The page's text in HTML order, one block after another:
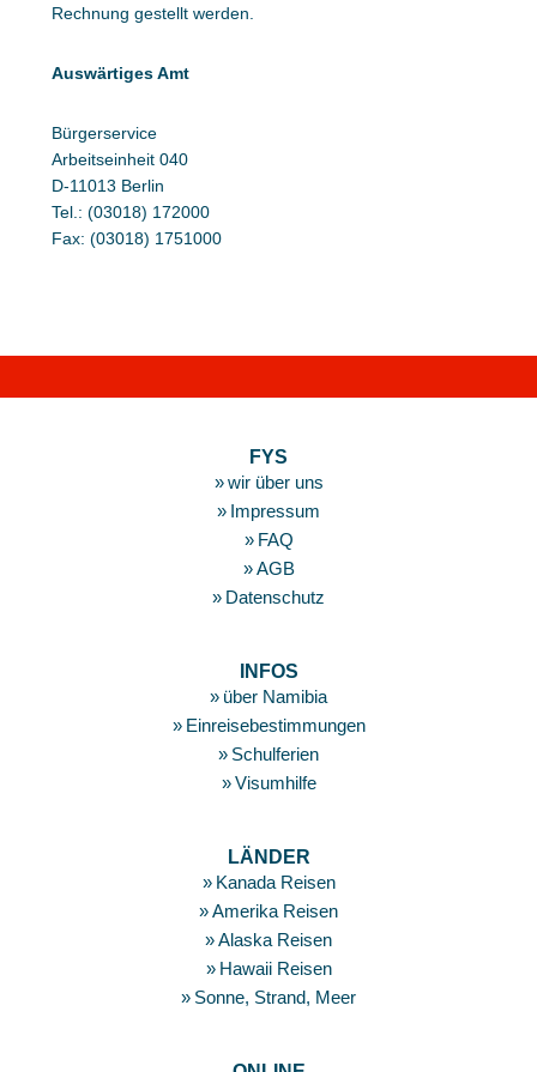
Rechnung gestellt werden.
Auswärtiges Amt
Bürgerservice
Arbeitseinheit 040
D-11013 Berlin
Tel.: (03018) 172000
Fax: (03018) 1751000
FYS
wir über uns
Impressum
FAQ
AGB
Datenschutz
INFOS
über Namibia
Einreisebestimmungen
Schulferien
Visumhilfe
LÄNDER
Kanada Reisen
Amerika Reisen
Alaska Reisen
Hawaii Reisen
Sonne, Strand, Meer